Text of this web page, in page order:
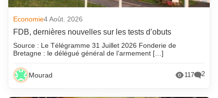
Economie4 Août. 2026
FDB, dernières nouvelles sur les tests d’obuts
Source : Le Télégramme 31 Juillet 2026 Fonderie de
Bretagne : le délégué général de l’armement […]
Mourad 117 2